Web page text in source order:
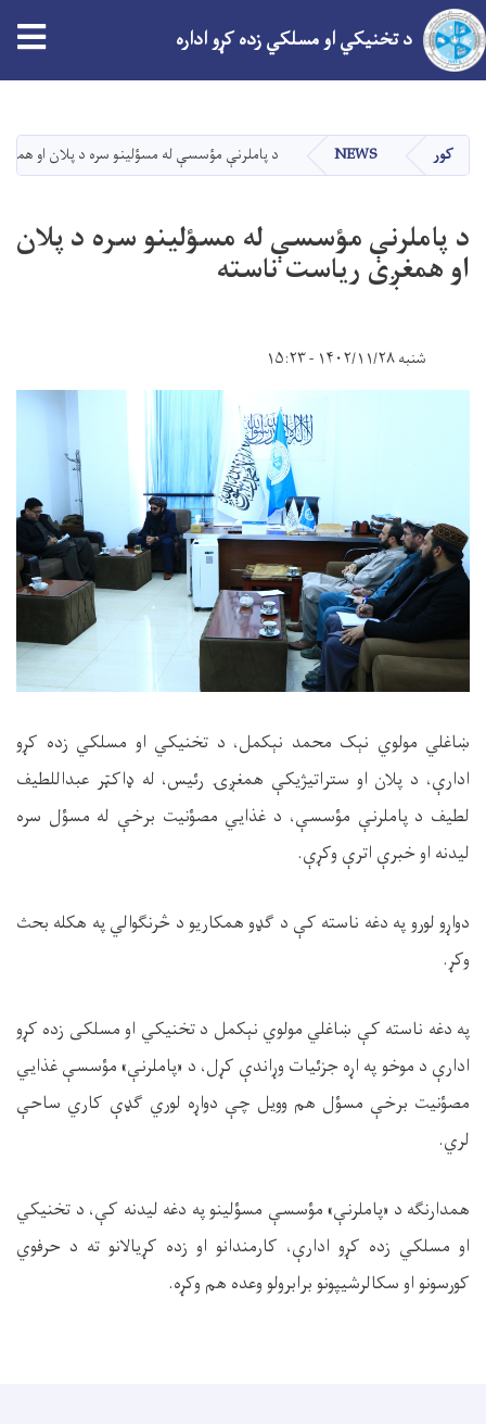
دانګل
د تخنیکي او مسلکي زده کړو اداره
کور NEWS د پاملرنې مؤسسې له مسؤلینو سره د پلان او
د پاملرنې مؤسسې له مسؤلینو سره د پلان
او همغږی ریاست ناسته
شنبه ۱۴۰۲/۱۱/۲۸ - ۱۵:۲۳
ښاغلي مولوي نېک محمد نېکمل، د تخنیکي او مسلکي زده کړو
ادارې، د پلان او ستراتیژیکې همغږۍ رئیس، له ډاکټر عبداللطیف
لطیف د پاملرنې مؤسسې، د غذایي مصؤنیت برخې له مسؤل سره
لیدنه او خبرې اترې وکړې.
دواړو لورو په دغه ناسته کې د ګډو همکاریو د څرنګوالي په هکله بحث
وکړ.
په دغه ناسته کې ښاغلي مولوي نېکمل د تخنیکي او مسلکی زده کړو
ادارې د موخو په اړه جزئیات وړاندې کړل، د «پاملرنې» مؤسسې غذایي
مصؤنیت برخې مسؤل هم وویل چې دواړه لوري ګډې کاري ساحې
لري.
همدارنګه د «پاملرنې» مؤسسې مسؤلینو په دغه لیدنه کې، د تخنیکي
او مسلکي زده کړو ادارې، کارمندانو او زده کړیالانو ته د حرفوي
کورسونو او سکالرشیپونو برابرولو وعده هم وکړه.